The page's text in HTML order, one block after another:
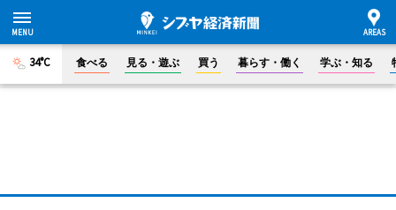
34°C 食べる 見る・遊ぶ 買う 暮らす・働く 学ぶ・知る